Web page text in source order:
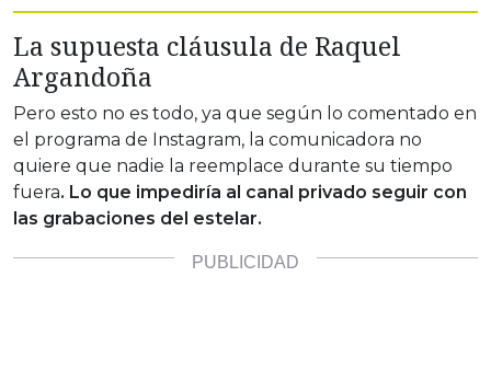
La supuesta cláusula de Raquel
Argandoña
Pero esto no es todo, ya que según lo comentado en
el programa de Instagram, la comunicadora no
quiere que nadie la reemplace durante su tiempo
fuera. Lo que impediría al canal privado seguir con
las grabaciones del estelar.